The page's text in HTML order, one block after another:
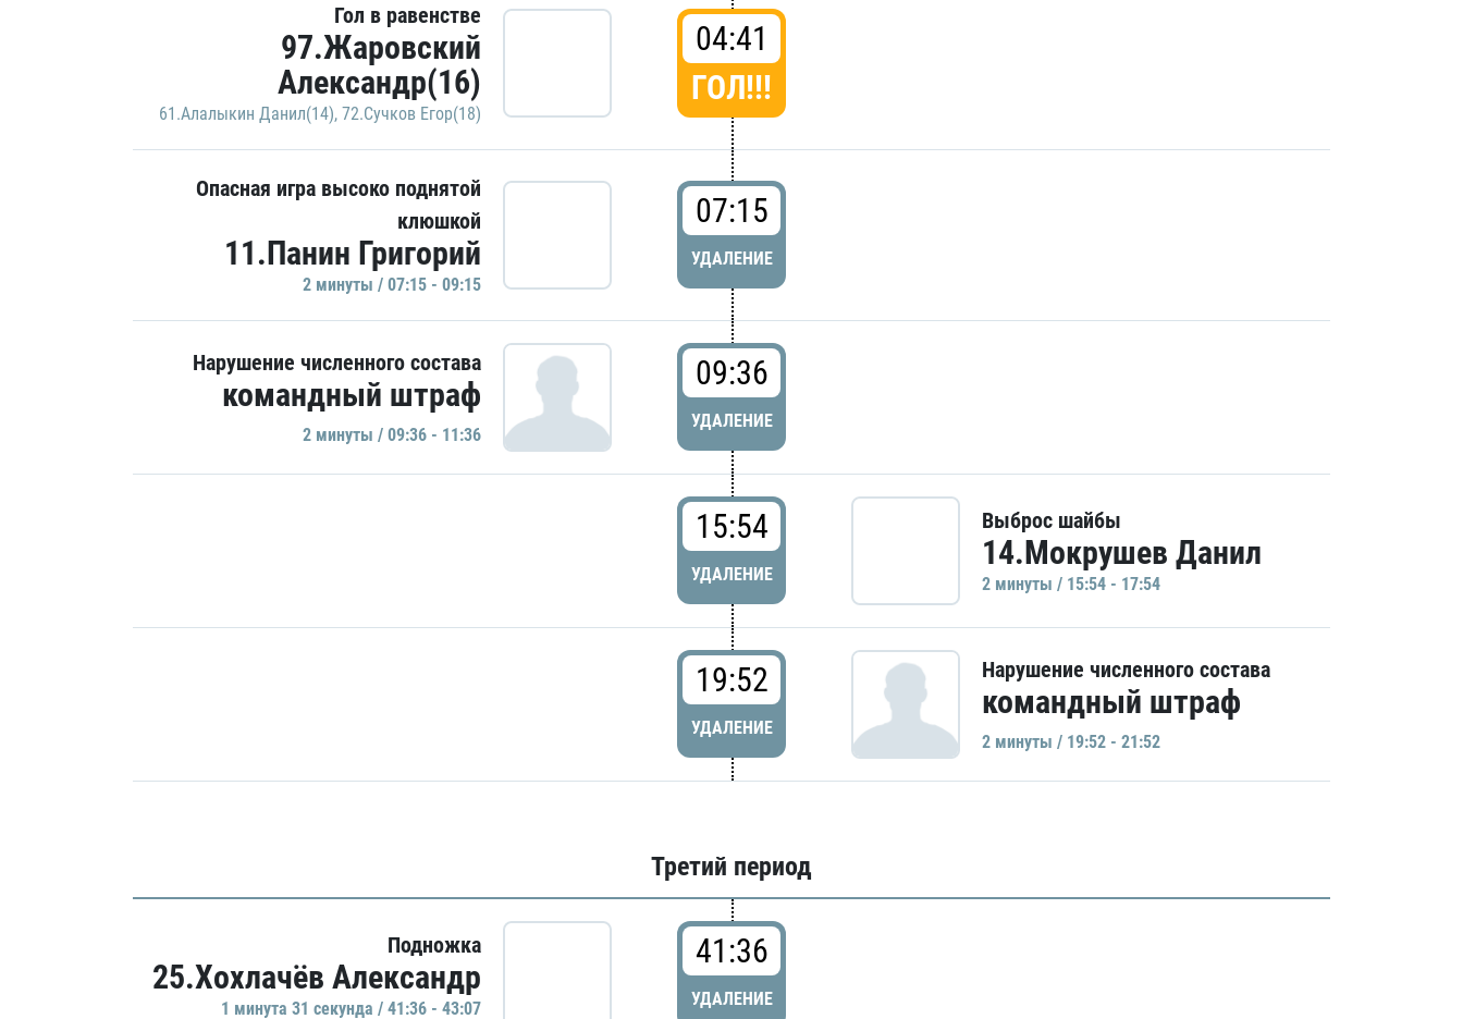
Гол в равенстве
97.Жаровский
Александр(16)
61.Алалыкин Данил(14), 72.Сучков Егор(18)
04:41
ГОЛ!!!
Опасная игра высоко поднятой
клюшкой
11.Панин Григорий
2 минуты / 07:15 - 09:15
07:15
УДАЛЕНИЕ
Нарушение численного состава
командный штраф
2 минуты / 09:36 - 11:36
09:36
УДАЛЕНИЕ
15:54
УДАЛЕНИЕ
Выброс шайбы
14.Мокрушев Данил
2 минуты / 15:54 - 17:54
19:52
УДАЛЕНИЕ
Нарушение численного состава
командный штраф
2 минуты / 19:52 - 21:52
Третий период
Подножка
25.Хохлачёв Александр
1 минутa 31 секундa / 41:36 - 43:07
41:36
УДАЛЕНИЕ